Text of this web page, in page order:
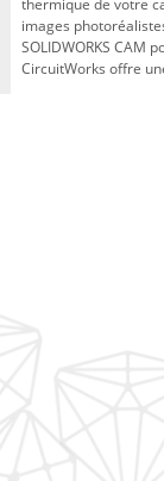
images
SOLIDWORKS CAM
CircuitWorks offre